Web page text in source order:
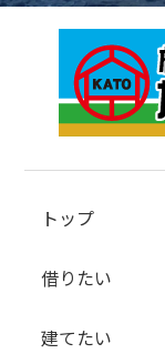
トップ
借りたい
建てたい